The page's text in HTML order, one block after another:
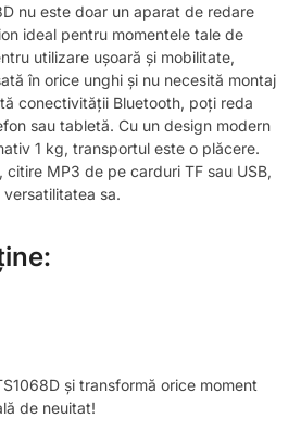
nu este doar un aparat de redare
ideal pentru momentele tale de
utilizare ușoară și mobilitate,
în orice unghi și nu necesită montaj
conectivității Bluetooth, poți reda
sau tabletă. Cu un design modern
1 kg, transportul este o plăcere.
citire MP3 de pe carduri TF sau USB,
sa.
și transformă orice moment
de neuitat!